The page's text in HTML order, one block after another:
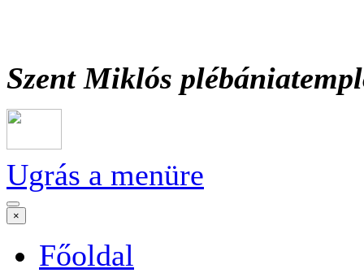
Szent Miklós
Ugrás a menüre
×
Főoldal